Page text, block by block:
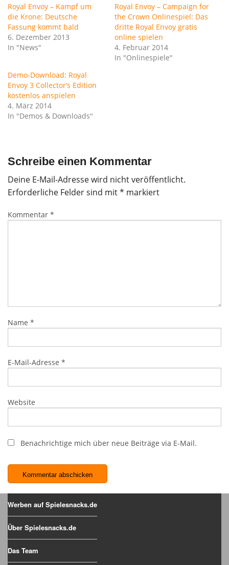
Royal Envoy – Kampf um
die Krone: Deutsche
Fassung kommt bald
6. Dezember 2013
In "News"
Royal Envoy – Campaign for
the Crown Onlinespiel: Das
dritte Royal Envoy gratis
online spielen
4. Februar 2014
In "Onlinespiele"
Demo-Download: Royal
Envoy 3 Collector’s Edition
kostenlos anspielen
4. März 2014
In "Demos & Downloads"
Schreibe einen Kommentar
Deine E-Mail-Adresse wird nicht veröffentlicht.
Erforderliche Felder sind mit* markiert
Kommentar *
Name *
E-Mail-Adresse *
Website
Benachrichtige mich über neue Beiträge via E-Mail.
Werben auf Spielesnacks.de
Über Spielesnacks.de
Das Team